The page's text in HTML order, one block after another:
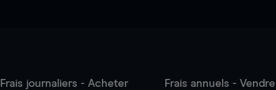
Frais journaliers - Acheter Frais annuels - Vendre